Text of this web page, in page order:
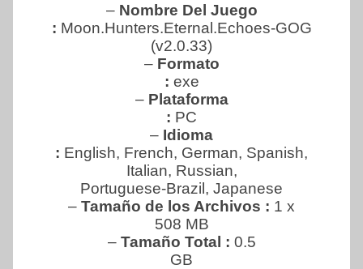
– Nombre Del Juego
: Moon.Hunters.Eternal.Echoes-GOG
(v2.0.33)
– Formato
: exe
– Plataforma
: PC
– Idioma
: English, French, German, Spanish,
Italian, Russian,
Portuguese-Brazil, Japanese
– Tamaño de los Archivos : 1 x
508 MB
– Tamaño Total : 0.5
GB